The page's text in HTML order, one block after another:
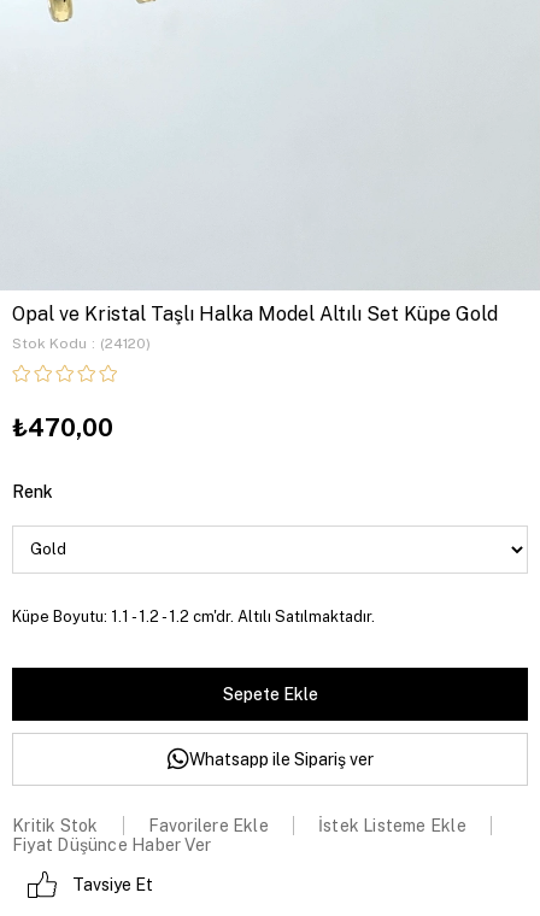
Opal ve Kristal Taşlı Halka Model Altılı Set Küpe Gold
Stok Kodu (24120)
₺470,00
Renk
Küpe Boyutu: 1.1 - 1.2 - 1.2 cm'dr. Altılı Satılmaktadır.
Whatsapp ile Sipariş ver
Kritik Stok Favorilere Ekle
İstek Listeme Ekle
Fiyat Düşünce Haber Ver
Tavsiye Et